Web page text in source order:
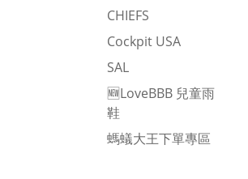
CHIEFS
Cockpit USA
SAL
🆕LoveBBB 兒童雨
鞋
螞蟻大王下單專區